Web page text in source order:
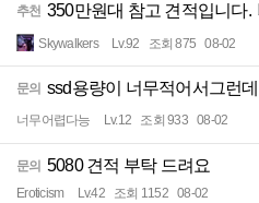
추천 350만원대 참고 견적입니다.
Skywalkers Lv.92 조회 875 08-02
문의 ssd용량이 너무적어서그런데
너무어렵다능 Lv.12 조회 933 08-02
문의 5080 견적 부탁 드려요
Eroticism Lv.42 조회 1152 08-02